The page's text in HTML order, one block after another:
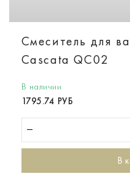
Смеситель для
Cascata QC02
В наличии
1795.74 РУБ
В